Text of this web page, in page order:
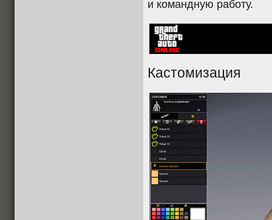
и командную работу.
Кастомизация